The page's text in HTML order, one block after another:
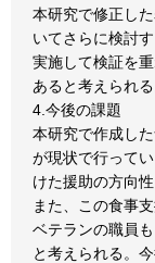
本研究で修正し
いてさらに検討
実施して検証を
あると考えられる
4.今後の課題
本研究で作成し
が現状で行って
けた援助の方向
また、この食事
ベテランの職員
と考えられる。